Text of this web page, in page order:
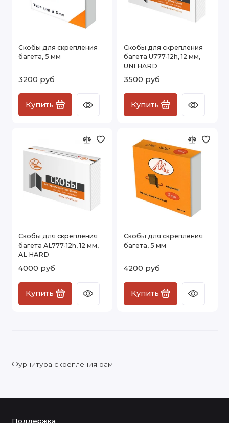
Скобы для скрепления
багета, 5 мм
3200 руб
Купить
Скобы для скрепления
багета U777-12h, 12 мм,
UNI HARD
3500 руб
Купить
Скобы для скрепления
багета AL777-12h, 12 мм,
AL HARD
4000 руб
Купить
Скобы для скрепления
багета, 5 мм
4200 руб
Купить
Фурнитура скрепления рам
Поддержка